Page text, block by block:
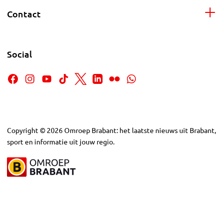
Contact
Social
Copyright © 2026Omroep Brabant: het laatste nieuws uit Brabant,
sport en informatie uit jouw regio.